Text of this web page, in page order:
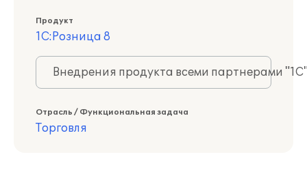
Продукт
1С:Розница 8
Внедрения продукта всеми партнерами
Отрасль / Функциональная задача
Торговля